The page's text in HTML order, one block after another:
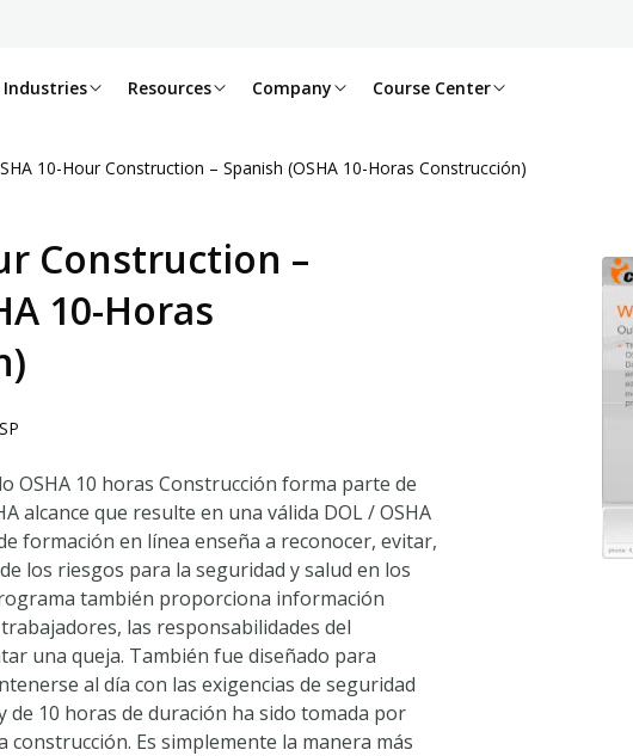
Industries Resources Company Course Center
10-Hour Construction – Spanish (OSHA 10-Horas Construcción)
Construction –
10-Horas
OSHA 10 horas Construcción forma parte de
alcance que resulte en una válida DOL / OSHA
formación en línea enseña a reconocer, evitar,
los riesgos para la seguridad y salud en los
también proporciona información
las responsabilidades del
una queja. También fue diseñado para
al día con las exigencias de seguridad
de 10 horas de duración ha sido tomada por
construcción. Es simplemente la manera más